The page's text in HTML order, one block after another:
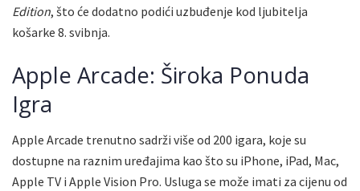
Edition, što će dodatno podići uzbuđenje kod ljubitelja
košarke 8. svibnja.
Apple Arcade: Široka Ponuda
Igra
Apple Arcade trenutno sadrži više od 200 igara, koje su
dostupne na raznim uređajima kao što su iPhone, iPad, Mac,
Apple TV i Apple Vision Pro. Usluga se može imati za cijenu od